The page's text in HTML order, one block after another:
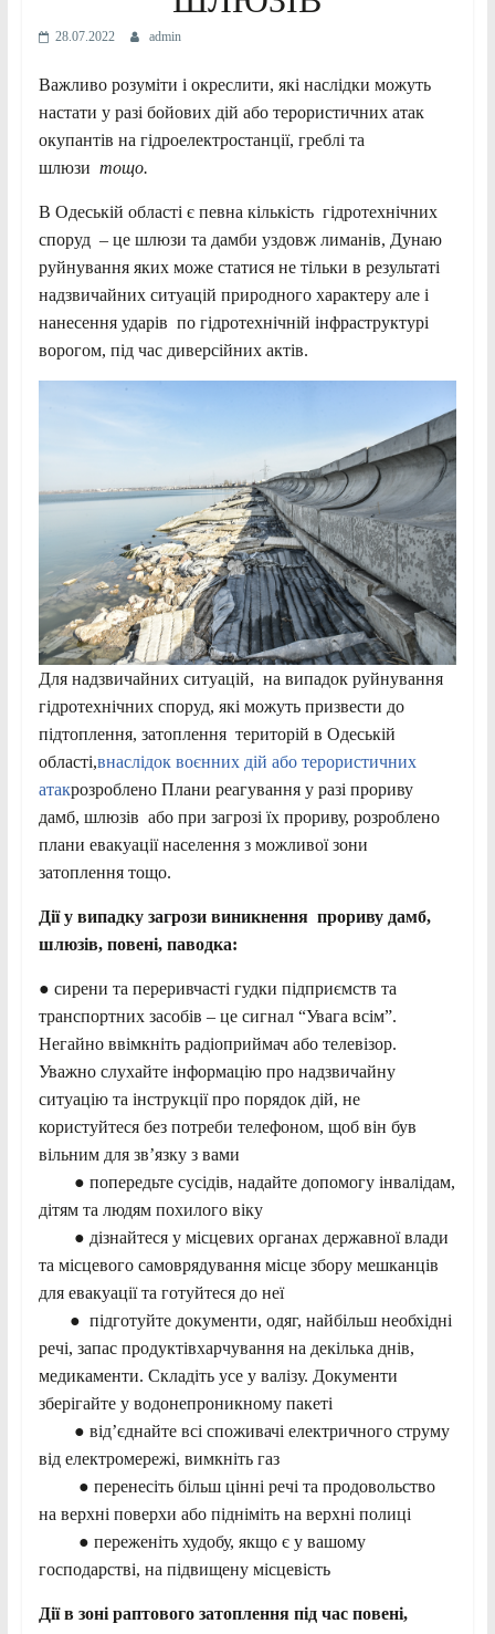
28.07.2022 admin
Важливо розуміти і окреслити, які наслідки можуть
настати у разі бойових дій або терористичних атак
окупантів на гідроелектростанції, греблі та
шлюзи тощо.
В Одеській області є певна кількість гідротехнічних
споруд – це шлюзи та дамби уздовж лиманів, Дунаю
руйнування яких може статися не тільки в результаті
надзвичайних ситуацій природного характеру але і
нанесення ударів по гідротехнічній інфраструктурі
ворогом, під час диверсійних актів.
Для надзвичайних ситуацій, на випадок руйнування
гідротехнічних споруд, які можуть призвести до
підтоплення, затоплення територій в Одеській
області,внаслідок воєнних дій або терористичних
атакрозроблено Плани реагування у разі прориву
дамб, шлюзів або при загрозі їх прориву, розроблено
плани евакуації населення з можливої зони
затоплення тощо.
Дії у випадку загрози виникнення прориву дамб,
шлюзів, повені, паводка:
● сирени та переривчасті гудки підприємств та
транспортних засобів – це сигнал “Увага всім”.
Негайно ввімкніть радіоприймач або телевізор.
Уважно слухайте інформацію про надзвичайну
ситуацію та інструкції про порядок дій, не
користуйтеся без потреби телефоном, щоб він був
вільним для зв’язку з вами
● попередьте сусідів, надайте допомогу інвалідам,
дітям та людям похилого віку
● дізнайтеся у місцевих органах державної влади
та місцевого самоврядування місце збору мешканців
для евакуації та готуйтеся до неї
● підготуйте документи, одяг, найбільш необхідні
речі, запас продуктівхарчування на декілька днів,
медикаменти. Складіть усе у валізу. Документи
зберігайте у водонепроникному пакеті
● від’єднайте всі споживачі електричного струму
від електромережі, вимкніть газ
● перенесіть більш цінні речі та продовольство
на верхні поверхи або підніміть на верхні полиці
● переженіть худобу, якщо є у вашому
господарстві, на підвищену місцевість
Дії в зоні раптового затоплення під час повені,